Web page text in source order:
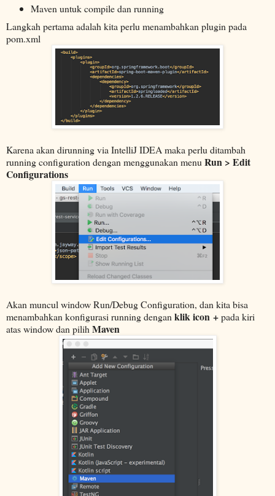
Maven untuk compile dan running
Langkah pertama adalah kita perlu menambahkan plugin pada
pom.xml
Karena akan dirunning via IntelliJ IDEA maka perlu ditambah
running configuration dengan menggunakan menu Run > Edit
Configurations
Akan muncul window Run/Debug Configuration, dan kita bisa
menambahkan konfigurasi running dengan klik icon +pada kiri
atas window dan pilih Maven